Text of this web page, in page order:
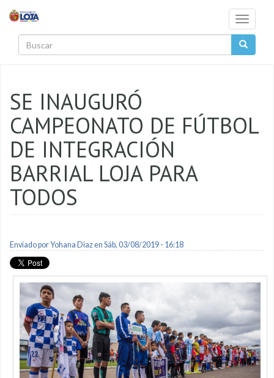
Toggle
SE INAUGURÓ
CAMPEONATO DE FÚTBOL
DE INTEGRACIÓN
BARRIAL LOJA PARA
TODOS
Enviado porYohana Diazen Sáb, 03/08/2019 - 16:18